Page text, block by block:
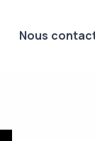
Nous